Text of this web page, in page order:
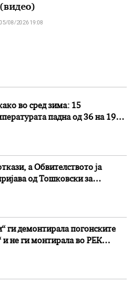
(видео)
05/08/2026 19:08
во сред зима: 15
падна од 36 на 19
а Обвителството ја
од Тошковски за
ги демонтирала погонските
и не ги монтирала во РЕК